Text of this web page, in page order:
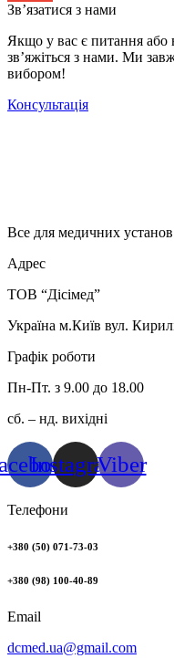
Зв’язатися з нами
Якщо у вас є питання або
зв’яжіться з нами. Ми
вибором!
Консультація
Все для медичних установ
Адрес
ТОВ “Дісімед”
Україна м.Київ вул.
Графік роботи
Пн-Пт. з 9.00 до 18.00
сб. – нд. вихідні
InstagramViber
Телефони
+380 (50) 071-73-03
+380 (98) 100-40-89
Email
dcmed.ua@gmail.com